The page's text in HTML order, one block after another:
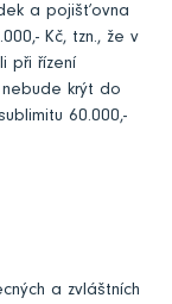
a pojišťovna
Kč, tzn., že v
při řízení
krýt do
60.000,-
a zvláštních